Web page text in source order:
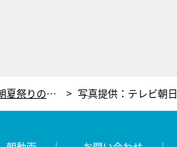
SILENT SIREN、公開収録も！テレ朝夏祭りの音楽LIVE、第3弾出演者を発表 写真提供：テレビ朝日